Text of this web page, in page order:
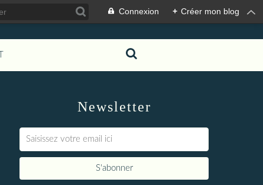
Connexion + Créer mon blog
Newsletter